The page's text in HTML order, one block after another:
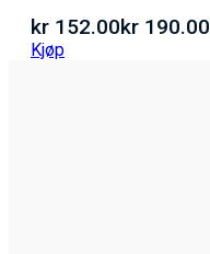
kr 152.00kr 190.00
Kjøp